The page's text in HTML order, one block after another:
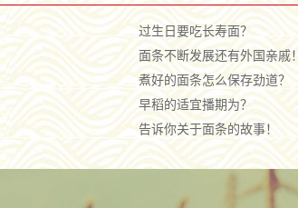
过生日要吃长寿面？
面条不断发展还有外国亲戚！
煮好的面条怎么保存劲道？
早稻的适宜播期为？
告诉你关于面条的故事！